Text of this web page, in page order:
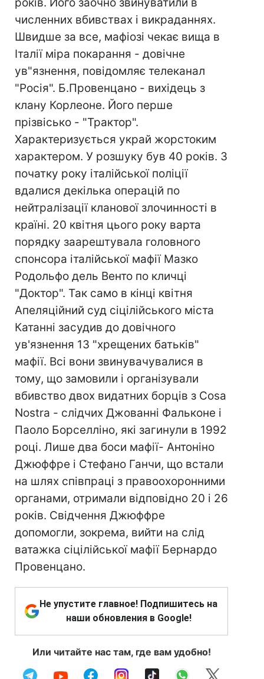
численних вбивствах і викраданнях.
Швидше за все, мафіозі чекає вища в
Італії міра покарання - довічне
ув"язнення, повідомляє телеканал
"Росія". Б.Провенцано - вихідець з
клану Корлеоне. Його перше
прізвісько - "Трактор".
Характеризується украй жорстоким
характером. У розшуку був 40 років. З
початку року італійської поліції
вдалися декілька операцій по
нейтралізації кланової злочинності в
країні. 20 квітня цього року варта
порядку заарештувала головного
спонсора італійської мафії Мазко
Родольфо дель Венто по кличці
"Доктор". Так само в кінці квітня
Апеляційний суд сіцілійського міста
Катанні засудив до довічного
ув'язнення 13 "хрещених батьків"
мафії. Всі вони звинувачувалися в
тому, що замовили і організували
вбивство двох видатних борців з Cosa
Nostra - слідчих Джованні Фальконе і
Паоло Борселліно, які загинули в 1992
році. Лише два боси мафії- Антоніно
Джюффре і Стефано Ганчи, що встали
на шлях співпраці з правоохоронними
органами, отримали відповідно 20 і 26
років. Свідчення Джюффре
допомогли, зокрема, вийти на слід
ватажка сіцілійської мафії Бернардо
Провенцано.
Не упустите главное! Подпишитесь на
наши обновления в Google!
Или читайте нас там, где вам удобно!